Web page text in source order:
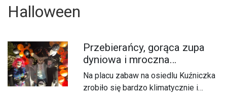
Halloween
Przebierańcy, gorąca zupa
dyniowa i mroczna
atmosfera. Halloweenowe
ognisko na osiedlu Kuźniczka
Na placu zabaw na osiedlu Kuźniczka
zrobiło się bardzo klimatycznie i